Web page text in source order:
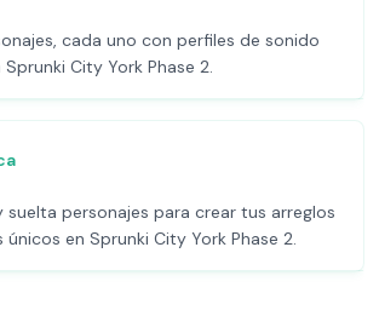
cada uno con perfiles de sonido
City York Phase 2.
suelta personajes para crear tus arreglos
únicos en Sprunki City York Phase 2.